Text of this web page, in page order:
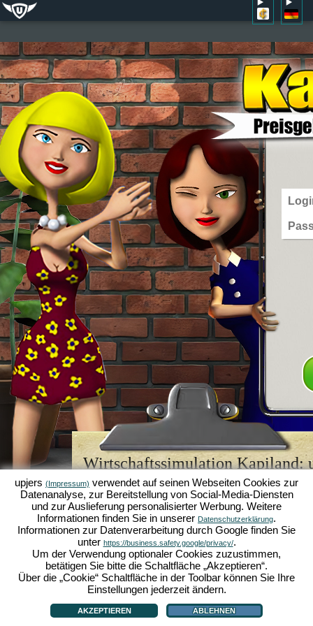
Wirtschaftssimulation Kapiland:
Browsergame-Legende
Kapiland gehört zu den bestenBrowsergames
Retro Gamefür Fans von Wirtschaftssimulationen.
es einst zum "MMO of the Year" gekürt und
strategischenOnline Games . Hier kannst du als
Wirtschaftsimperium aufbauen und in der Welt der
Karriere machen!
upjers (Impressum) verwendet auf seinen Webseiten Cookies zur
Datenanalyse, zur Bereitstellung von Social-Media-Diensten
und zur Auslieferung personalisierter Werbung. Weitere
Informationen finden Sie in unserer Datenschutzerklärung.
Informationen zur Datenverarbeitung durch Google finden Sie
unter https://business.safety.google/privacy/.
Um der Verwendung optionaler Cookies zuzustimmen,
betätigen Sie bitte die Schaltfläche „Akzeptieren“.
Über die „Cookie“ Schaltfläche in der Toolbar können Sie Ihre
Einstellungen jederzeit ändern.
AKZEPTIEREN ABLEHNEN